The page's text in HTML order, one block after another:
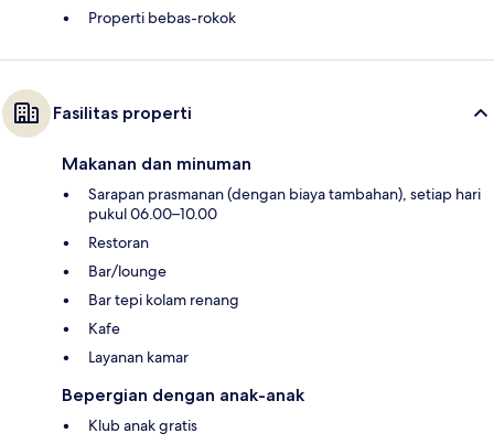
Properti bebas-rokok
Fasilitas properti
Makanan dan minuman
Sarapan prasmanan (dengan biaya tambahan), setiap hari
pukul 06.00–10.00
Restoran
Bar/lounge
Bar tepi kolam renang
Kafe
Layanan kamar
Bepergian dengan anak-anak
Klub anak gratis